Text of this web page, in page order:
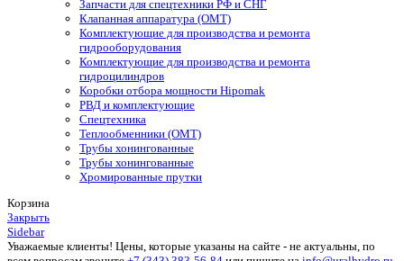
Запчасти для спецтехники РФ и СНГ
Клапанная аппаратура (OMT)
Комплектующие для производства и ремонта
гидрооборудования
Комплектующие для производства и ремонта
гидроцилиндров
Коробки отбора мощности Hipomak
РВД и комплектующие
Спецтехника
Теплообменники (OMT)
Трубы хонингованные
Трубы хонингованные
Хромированные прутки
Корзина
Закрыть
Sidebar
Уважаемые клиенты! Цены, которые указаны на сайте - не актуальны, по